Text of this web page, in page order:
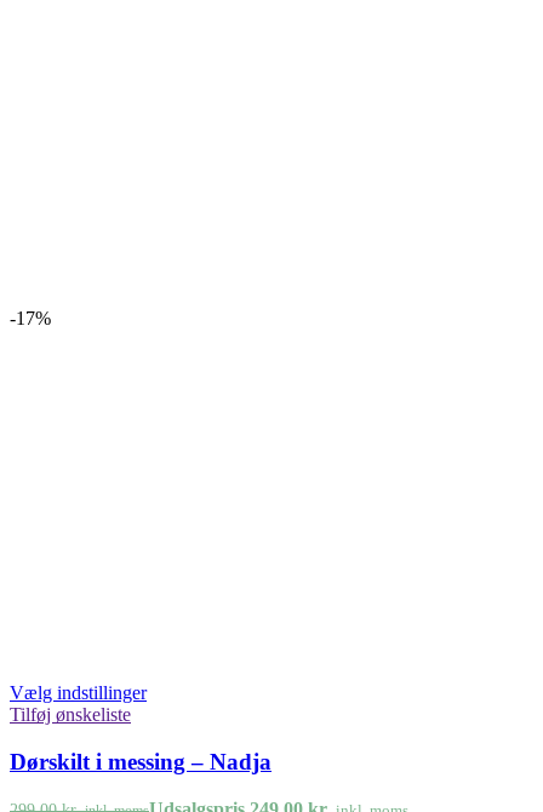
-17%
Vælg indstillinger
Tilføj ønskeliste
Dørskilt i messing – Nadja